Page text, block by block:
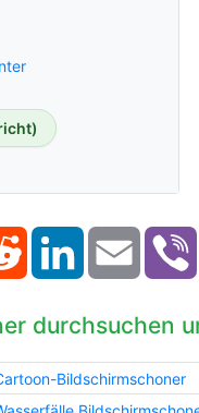
Reddit LinkedIn Email
durchsuchen
Bildschirmschoner